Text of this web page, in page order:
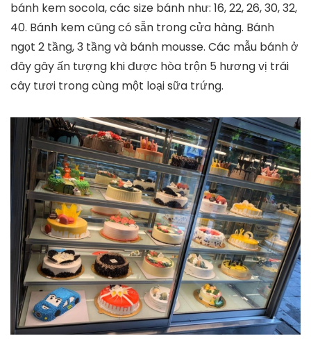
bánh kem socola, các size bánh như: 16, 22, 26, 30, 32,
40. Bánh kem cũng có sẵn trong cửa hàng. Bánh
ngọt 2 tầng, 3 tầng và bánh mousse. Các mẫu bánh ở
đây gây ấn tượng khi được hòa trộn 5 hương vị trái
cây tươi trong cùng một loại sữa trứng.